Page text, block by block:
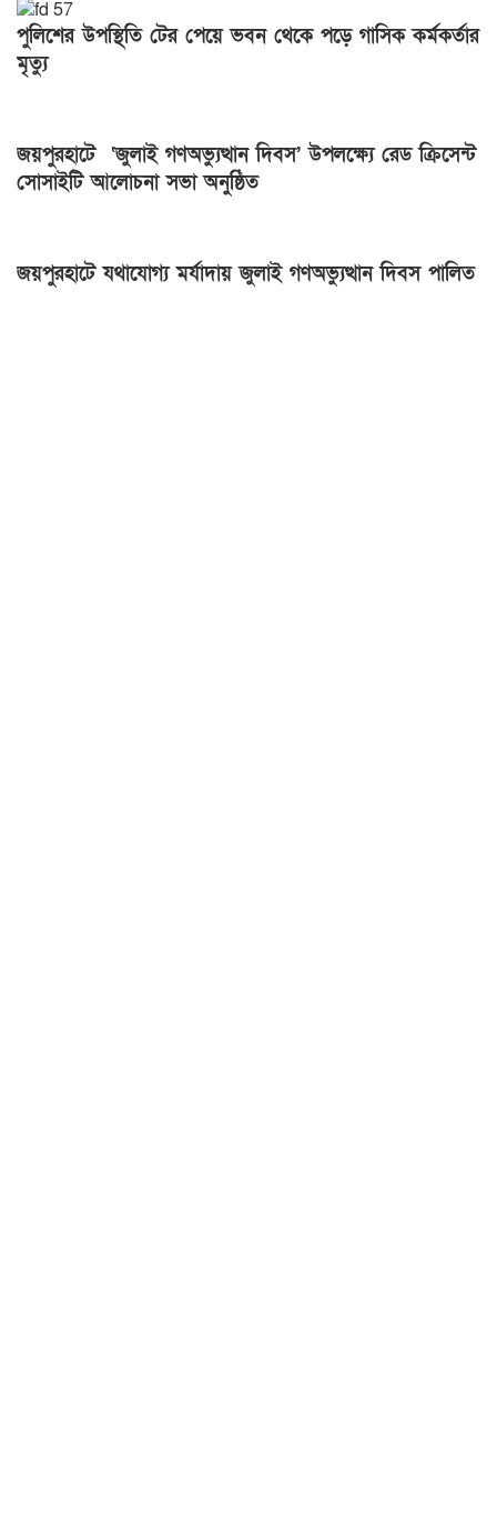
পুলিশের উপস্থিতি টের পেয়ে ভবন থেকে পড়ে গাসিক কর্মকর্তার
মৃত্যু
জয়পুরহাটে ‘জুলাই গণঅভ্যুত্থান দিবস’ উপলক্ষ্যে রেড ক্রিসেন্ট
সোসাইটি আলোচনা সভা অনুষ্ঠিত
জয়পুরহাটে যথাযোগ্য মর্যাদায় জুলাই গণঅভ্যুত্থান দিবস পালিত